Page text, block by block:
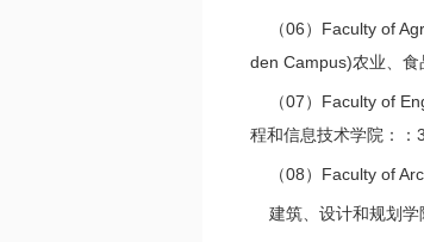
（06）Faculty of
den Campus)农业、
（07）Faculty of
程和信息技术学院：：
（08）Faculty of
建筑、设计和规划学